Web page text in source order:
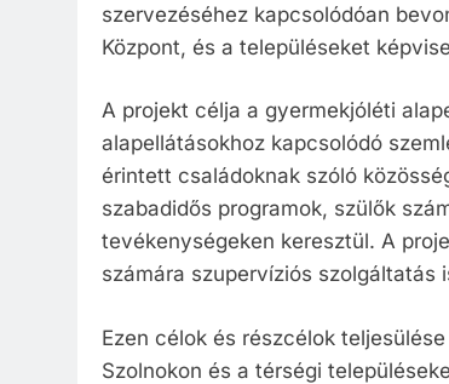
szervezéséhez kapcsolódóan
Központ, és a településeket
A projekt célja a gyermekjóléti
alapellátásokhoz kapcsolódó
érintett családoknak szóló
szabadidős programok, szülők
tevékenységeken keresztül. A
számára szupervíziós szolgáltatás
Ezen célok és részcélok
Szolnokon és a térségi